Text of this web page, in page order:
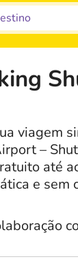
viagem
–
até
e sem